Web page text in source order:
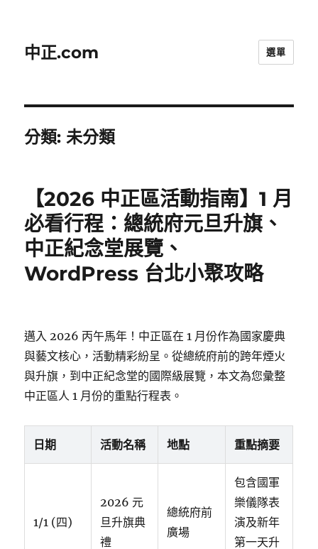
中正.com 選單
分類:未分類
【2026 中正區活動指南】1 月
必看行程：總統府元旦升旗、
中正紀念堂展覽、
WordPress 台北小聚攻略
邁入 2026 丙午馬年！中正區在 1 月份作為國家慶典
與藝文核心，活動精彩紛呈。從總統府前的跨年煙火
與升旗，到中正紀念堂的國際級展覽，本文為您彙整
中正區人 1 月份的重點行程表。
日期 活動名稱 地點 重點摘要
1/1 (四)
2026 元
旦升旗典
禮
總統府前
廣場
包含國軍
樂儀隊表
演及新年
第一天升